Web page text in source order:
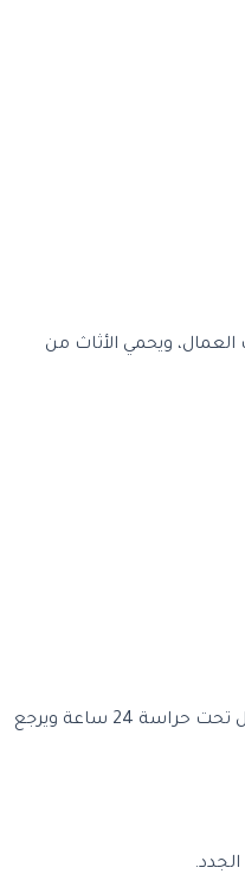
ويحمي الأثاث من
توفر لك مخازن نظيفة ومؤمنة تماماً ضد الحشرات والحرائق والرطوبة. عفشك يظل تحت حراسة 24 ساعة ويرجع